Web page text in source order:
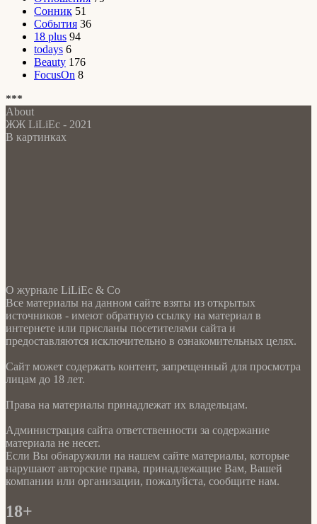
Сонник 51
События 36
18 plus 94
todays 6
Beauty 176
FocusOn 8
***
About
ЖЖ LiLiEc - 2021
В картинках
О журнале LiLiEc & Co
Все материалы на данном сайте взяты из открытых
источников - имеют обратную ссылку на материал в
интернете или присланы посетителями сайта и
предоставляются исключительно в ознакомительных целях.
Сайт может содержать контент, запрещенный для просмотра
лицам до 18 лет.
Права на материалы принадлежат их владельцам.
Администрация сайта ответственности за содержание
материала не несет.
Если Вы обнаружили на нашем сайте материалы, которые
нарушают авторские права, принадлежащие Вам, Вашей
компании или организации, пожалуйста, сообщите нам.
18+